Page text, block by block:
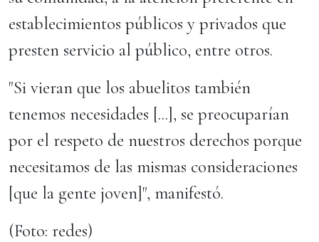
establecimientos públicos y privados que
presten servicio al público, entre otros.
"Si vieran que los abuelitos también
tenemos necesidades [...], se preocuparían
por el respeto de nuestros derechos porque
necesitamos de las mismas consideraciones
[que la gente joven]", manifestó.
(Foto: redes)